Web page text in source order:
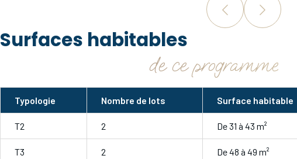
Surfaces habitables
de ce programme
Typologie Nombre de lots Surface habitable
T2 2 De 31 à 43 m²
T3 2 De 48 à 49 m²